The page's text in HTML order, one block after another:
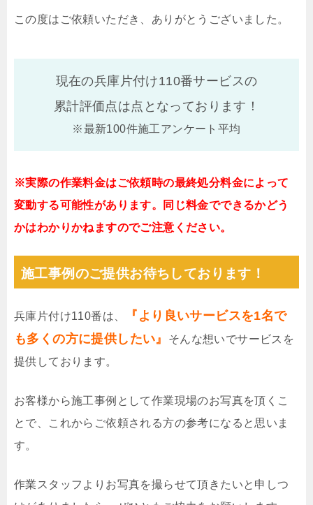
この度はご依頼いただき、ありがとうございました。
現在の兵庫片付け110番サービスの
累計評価点は点となっております！
※最新100件施工アンケート平均
※実際の作業料金はご依頼時の最終処分料金によって
変動する可能性があります。同じ料金でできるかどう
かはわかりかねますのでご注意ください。
施工事例のご提供お待ちしております！
兵庫片付け110番は、
『より良いサービスを1名で
も多くの方に提供したい』
そんな想いでサービスを
提供しております。
お客様から施工事例として作業現場のお写真を頂くこ
とで、これからご依頼される方の参考になると思いま
す。
作業スタッフよりお写真を撮らせて頂きたいと申しつ